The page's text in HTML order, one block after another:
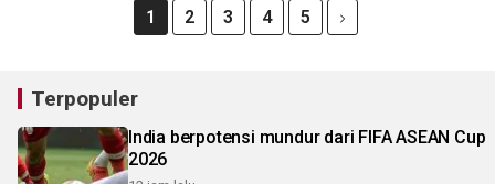
1 2 3 4 5
Terpopuler
India berpotensi mundur dari FIFA ASEAN Cup
2026